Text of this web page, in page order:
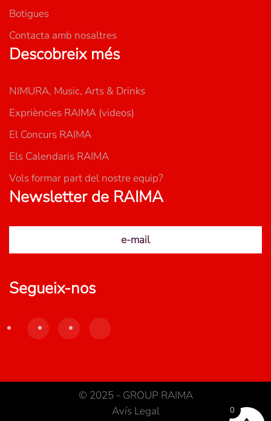
Botigues
Contacta amb nosaltres
Descobreix més
NIMURA, Music, Arts & Drinks
Expriències RAIMA (videos)
El Concurs RAIMA
Els Calendaris RAIMA
Vols formar part del nostre equip?
Newsletter de RAIMA
e-mail
Segueix-nos
© 2025 - GROUP RAIMA
Avís Legal
0